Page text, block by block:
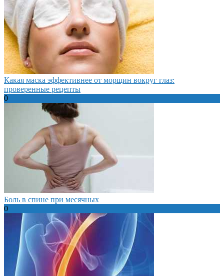
Какая маска эффективнее от морщин вокруг глаз:
проверенные рецепты
0
Боль в спине при месячных
0